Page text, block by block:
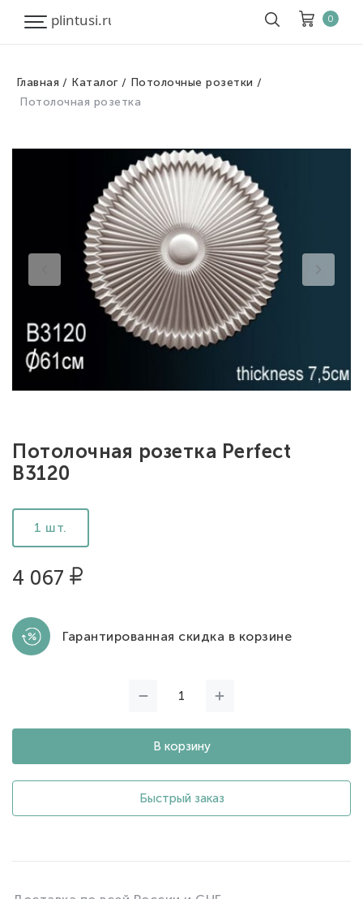
Товары
Скидка
Итого к оплате
0
Главная Каталог
Потолочные розетки
Потолочная розетка
Потолочная розетка Perfect
B3120
1 шт.
4 067
Гарантированная скидка в корзине
В корзину
Быстрый заказ